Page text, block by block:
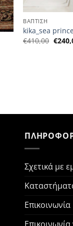
ΒΑΠΤΙΣΗ
kika_sea
€410,00 Η
αρχική
€
Σχετικά με
Επικοινωνία